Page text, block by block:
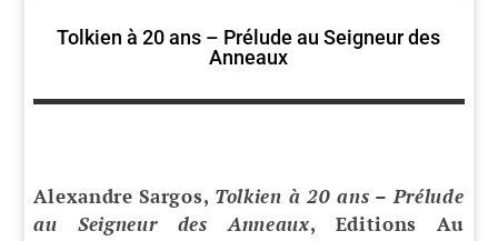
Tolkien à 20 ans – Prélude au Seigneur des
Anneaux
Alexandre Sargos, Tolkien à 20 ans – Prélude
au Seigneur des Anneaux, Editions Au